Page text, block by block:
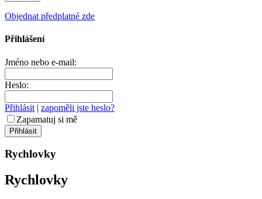
Objednat předplatné zde
Přihlášení
Jméno nebo e-mail:
Heslo:
Přihlásit | zapoměli jste heslo?
Zapamatuj si mě
Rychlovky
Rychlovky